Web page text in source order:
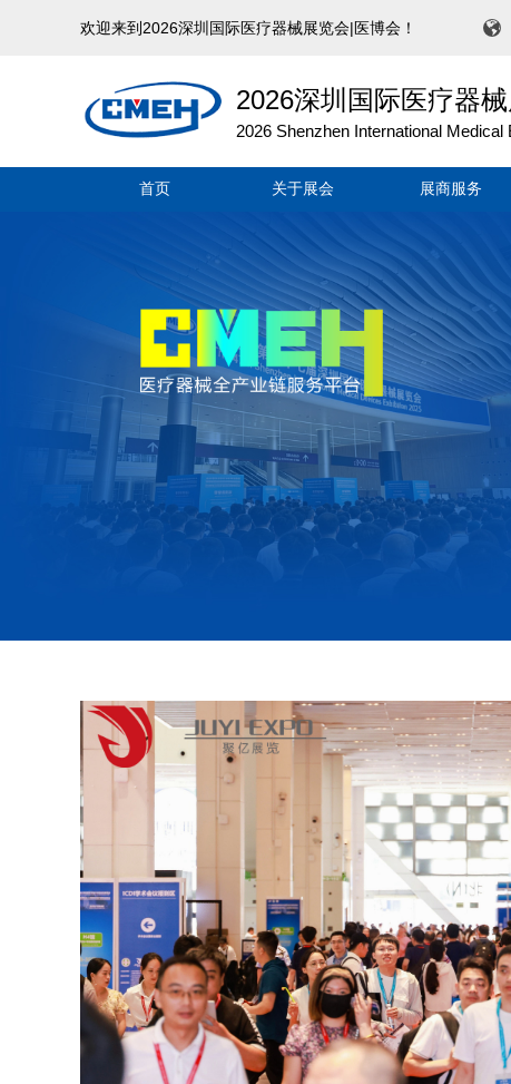
欢迎来到2026深圳国际医疗器械展览会|医博会！
2026深圳国际医疗器
2026 Shenzhen International
首页 关于展会 展商服务